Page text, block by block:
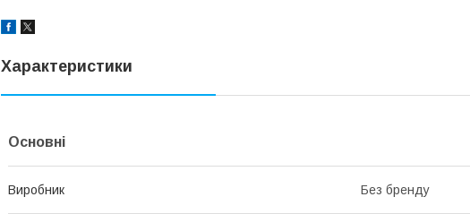
Характеристики
Основні
Виробник Без бренду